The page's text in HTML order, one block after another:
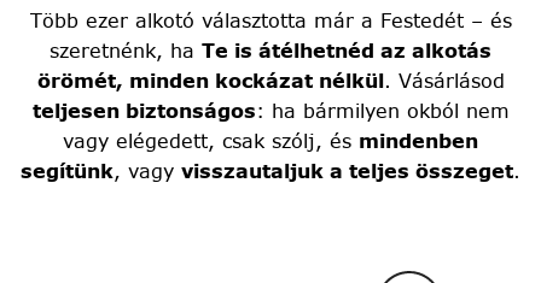
Több ezer alkotó választotta már a Festedét – és
szeretnénk, ha Te is átélhetnéd az alkotás
örömét, minden kockázat nélkül. Vásárlásod
teljesen biztonságos: ha bármilyen okból nem
vagy elégedett, csak szólj, és mindenben
segítünk, vagy visszautaljuk a teljes összeget.